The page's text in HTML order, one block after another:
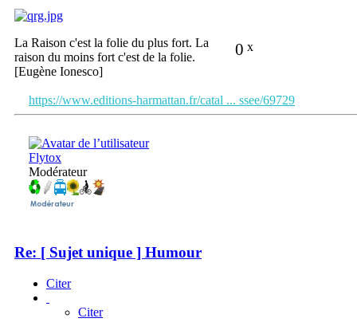
0 x
La Raison c'est la folie du plus fort. La
raison du moins fort c'est de la folie.
[Eugène Ionesco]
https://www.editions-harmattan.fr/catal ... ssee/69729
Flytox
Modérateur
Re: [ Sujet unique ] Humour
Citer
Citer